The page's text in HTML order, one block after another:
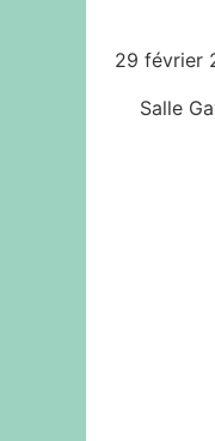
29 février
Salle